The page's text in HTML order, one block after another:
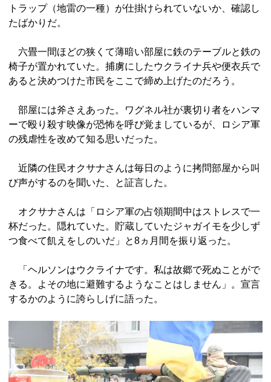
トラップ（地雷の一種）が仕掛けられていないか、確認し
たばかりだ。
六畳一間ほどの狭くて薄暗い部屋に鉄のテーブルと鉄の
椅子が置かれていた。捕虜にしたウクライナ兵や便衣兵で
あると決めつけた市民をここで締め上げたのだろう。
部屋には斧さえあった。ワグネル社が裏切り者をハンマ
ーで殴り殺す映像が恐怖を呼び覚ましているが、ロシア軍
の残虐性を改めて知る思いだった。
近隣の住民オクサナさんは毎日のように拷問部屋から叫
び声がするのを聞いた、と証言した。
オクサナさんは「ロシア軍の占領期間中はストレスで一
杯だった。隠れていた。貯蔵していたジャガイモを少しず
つ食べて飢えをしのいだ」と8ヵ月間を振り返った。
「ヘルソンはウクライナです。私は故郷で死ぬことがで
きる。よその地に避難するようなことはしません」。宣言
するかのように誇らしげに語った。